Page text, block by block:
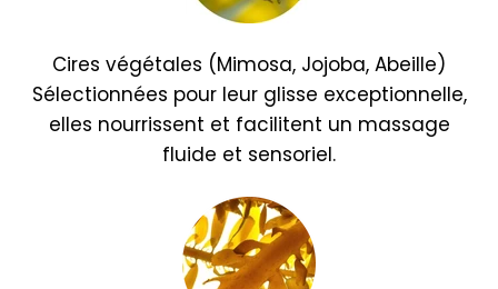
Cires végétales (Mimosa, Jojoba, Abeille)
Sélectionnées pour leur glisse exceptionnelle,
elles nourrissent et facilitent un massage
fluide et sensoriel.